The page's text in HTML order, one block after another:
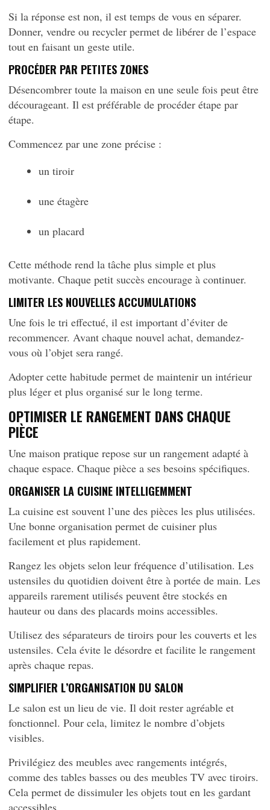
Si la réponse est non, il est temps de vous en séparer.
Donner, vendre ou recycler permet de libérer de l’espace
tout en faisant un geste utile.
PROCÉDER PAR PETITES ZONES
Désencombrer toute la maison en une seule fois peut être
décourageant. Il est préférable de procéder étape par
étape.
Commencez par une zone précise :
un tiroir
une étagère
un placard
Cette méthode rend la tâche plus simple et plus
motivante. Chaque petit succès encourage à continuer.
LIMITER LES NOUVELLES ACCUMULATIONS
Une fois le tri effectué, il est important d’éviter de
recommencer. Avant chaque nouvel achat, demandez-
vous où l’objet sera rangé.
Adopter cette habitude permet de maintenir un intérieur
plus léger et plus organisé sur le long terme.
OPTIMISER LE RANGEMENT DANS CHAQUE
PIÈCE
Une maison pratique repose sur un rangement adapté à
chaque espace. Chaque pièce a ses besoins spécifiques.
ORGANISER LA CUISINE INTELLIGEMMENT
La cuisine est souvent l’une des pièces les plus utilisées.
Une bonne organisation permet de cuisiner plus
facilement et plus rapidement.
Rangez les objets selon leur fréquence d’utilisation. Les
ustensiles du quotidien doivent être à portée de main. Les
appareils rarement utilisés peuvent être stockés en
hauteur ou dans des placards moins accessibles.
Utilisez des séparateurs de tiroirs pour les couverts et les
ustensiles. Cela évite le désordre et facilite le rangement
après chaque repas.
SIMPLIFIER L’ORGANISATION DU SALON
Le salon est un lieu de vie. Il doit rester agréable et
fonctionnel. Pour cela, limitez le nombre d’objets
visibles.
Privilégiez des meubles avec rangements intégrés,
comme des tables basses ou des meubles TV avec tiroirs.
Cela permet de dissimuler les objets tout en les gardant
accessibles.